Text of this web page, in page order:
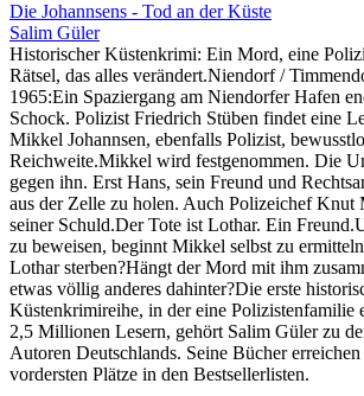
Die Johannsens - Tod an der Küste
Salim Güler
Historischer Küstenkrimi: Ein Mord, eine
Rätsel, das alles verändert.Niendorf /
1965:Ein Spaziergang am Niendorfer Hafen
Schock. Polizist Friedrich Stüben findet eine
Mikkel Johannsen, ebenfalls Polizist,
Reichweite.Mikkel wird festgenommen. Die
gegen ihn. Erst Hans, sein Freund und
aus der Zelle zu holen. Auch Polizeichef Knut
seiner Schuld.Der Tote ist Lothar. Ein
zu beweisen, beginnt Mikkel selbst zu
Lothar sterben?Hängt der Mord mit ihm
etwas völlig anderes dahinter?Die erste
Küstenkrimireihe, in der eine Polizistenfamilie
2,5 Millionen Lesern, gehört Salim Güler zu
Autoren Deutschlands. Seine Bücher
vordersten Plätze in den Bestsellerlisten.